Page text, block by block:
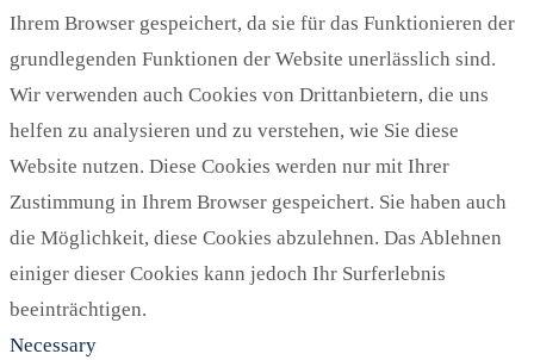
Ihrem Browser gespeichert, da sie für das Funktionieren der
grundlegenden Funktionen der Website unerlässlich sind.
Wir verwenden auch Cookies von Drittanbietern, die uns
helfen zu analysieren und zu verstehen, wie Sie diese
Website nutzen. Diese Cookies werden nur mit Ihrer
Zustimmung in Ihrem Browser gespeichert. Sie haben auch
die Möglichkeit, diese Cookies abzulehnen. Das Ablehnen
einiger dieser Cookies kann jedoch Ihr Surferlebnis
beeinträchtigen.
Necessary